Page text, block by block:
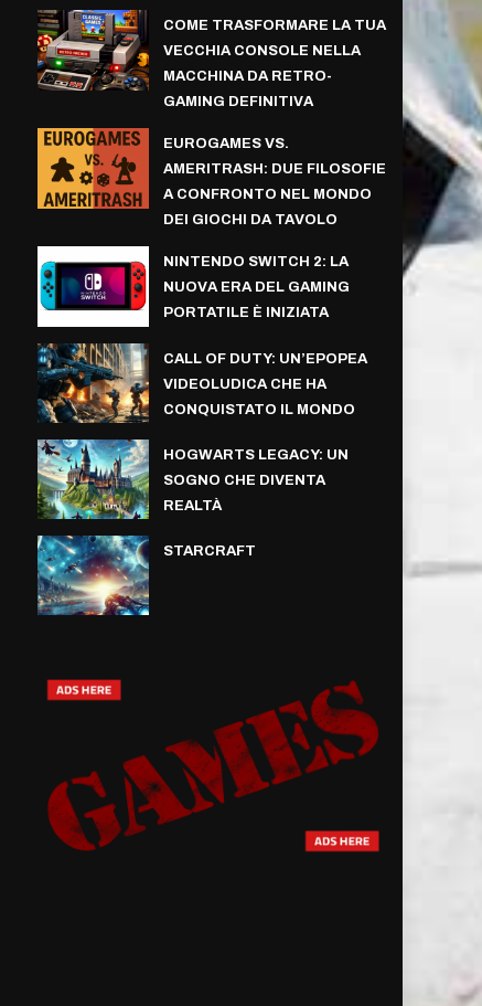
COME TRASFORMARE LA TUA
VECCHIA CONSOLE NELLA
MACCHINA DA RETRO-
GAMING DEFINITIVA
EUROGAMES VS.
AMERITRASH: DUE FILOSOFIE
A CONFRONTO NEL MONDO
DEI GIOCHI DA TAVOLO
NINTENDO SWITCH 2: LA
NUOVA ERA DEL GAMING
PORTATILE È INIZIATA
CALL OF DUTY: UN’EPOPEA
VIDEOLUDICA CHE HA
CONQUISTATO IL MONDO
HOGWARTS LEGACY: UN
SOGNO CHE DIVENTA
REALTÀ
STARCRAFT